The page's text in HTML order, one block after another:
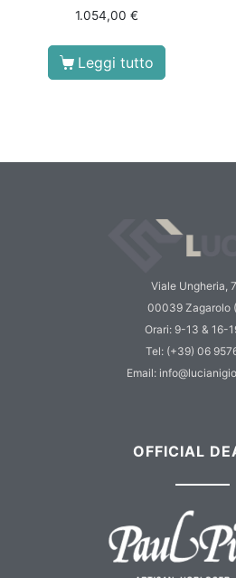
1.054,00 €
Leggi tutto
Viale Ungheria,
00039 Zagarolo
Orari: 9-13 & 16-
Tel: (+39) 06
Email:
OFFICIAL